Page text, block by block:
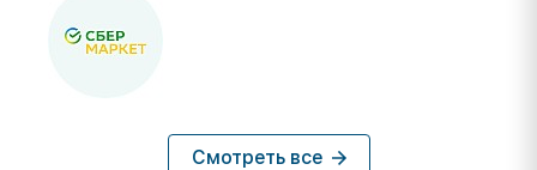
Смотреть все